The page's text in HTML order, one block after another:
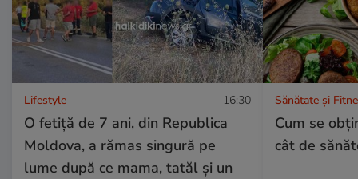
Lifestyle 16:30
O fetiță de 7 ani, din Republica
Moldova, a rămas singură pe
lume după ce mama, tatăl și un
Sănătate și
Cum se
cât de